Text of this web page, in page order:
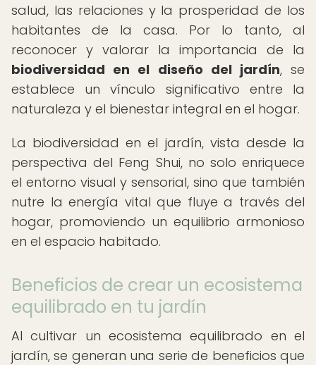
salud, las relaciones y la prosperidad de los
habitantes de la casa. Por lo tanto, al
reconocer y valorar la importancia de la
biodiversidad en el diseño del jardín, se
establece un vínculo significativo entre la
naturaleza y el bienestar integral en el hogar.
La biodiversidad en el jardín, vista desde la
perspectiva del Feng Shui, no solo enriquece
el entorno visual y sensorial, sino que también
nutre la energía vital que fluye a través del
hogar, promoviendo un equilibrio armonioso
en el espacio habitado.
Beneficios de crear un ecosistema
equilibrado en tu jardín
Al cultivar un ecosistema equilibrado en el
jardín, se generan una serie de beneficios que